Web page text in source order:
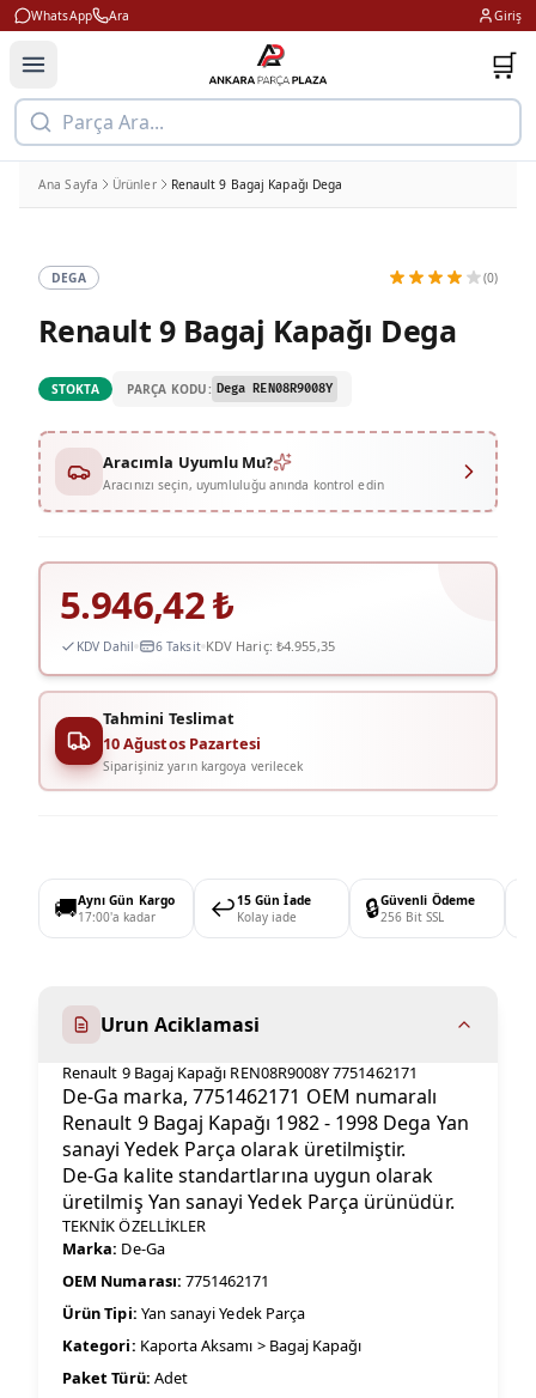
WhatsApp Ara Giriş
🛒
Parça Ara...
Ana Sayfa Ürünler Renault 9 Bagaj Kapağı Dega
DEGA (0)
Renault 9 Bagaj Kapağı Dega
STOKTA PARÇA KODU: Dega REN08R9008Y
Aracımla Uyumlu Mu?
Aracınızı seçin, uyumluluğu anında kontrol edin
5.946,42₺
KDV Dahil 6 Taksit KDV Hariç: ₺4.955,35
Tahmini Teslimat
10 Ağustos Pazartesi
Siparişiniz yarın kargoya verilecek
🚚Aynı Gün Kargo
17:00'a kadar
↩️15 Gün İade
Kolay iade
🔒Güvenli Ödeme
256 Bit SSL
Urun Aciklamasi
Renault 9 Bagaj Kapağı REN08R9008Y 7751462171
De-Ga marka, 7751462171 OEM numaralı
Renault 9 Bagaj Kapağı 1982 - 1998 Dega Yan
sanayi Yedek Parça olarak üretilmiştir.
De-Ga kalite standartlarına uygun olarak
üretilmiş Yan sanayi Yedek Parça ürünüdür.
TEKNİK ÖZELLİKLER
Marka: De-Ga
OEM Numarası: 7751462171
Ürün Tipi: Yan sanayi Yedek Parça
Kategori: Kaporta Aksamı > Bagaj Kapağı
Paket Türü: Adet